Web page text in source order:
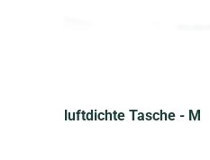
luftdichte Tasche - M